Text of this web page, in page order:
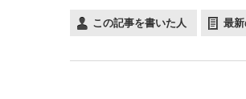
この記事を書いた人 最